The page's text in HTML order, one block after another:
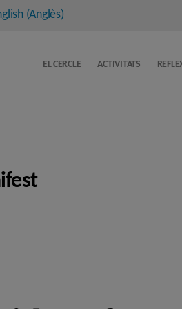
(Anglès)
EL CERCLE ACTIVITATS